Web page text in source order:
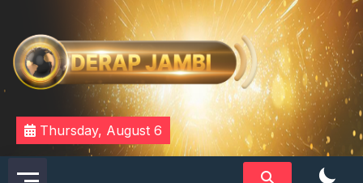
content
DERAPJAMBI
Thursday, August 6